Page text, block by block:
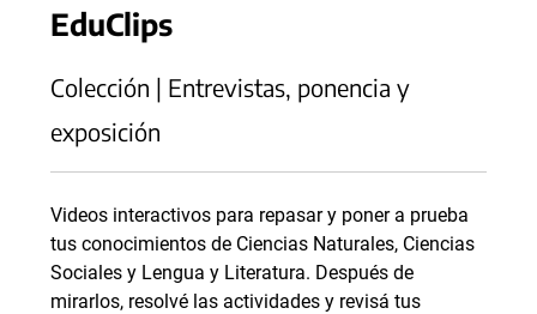
EduClips
Colección | Entrevistas, ponencia y
exposición
Videos interactivos para repasar y poner a prueba
tus conocimientos de Ciencias Naturales, Ciencias
Sociales y Lengua y Literatura. Después de
mirarlos, resolvé las actividades y revisá tus